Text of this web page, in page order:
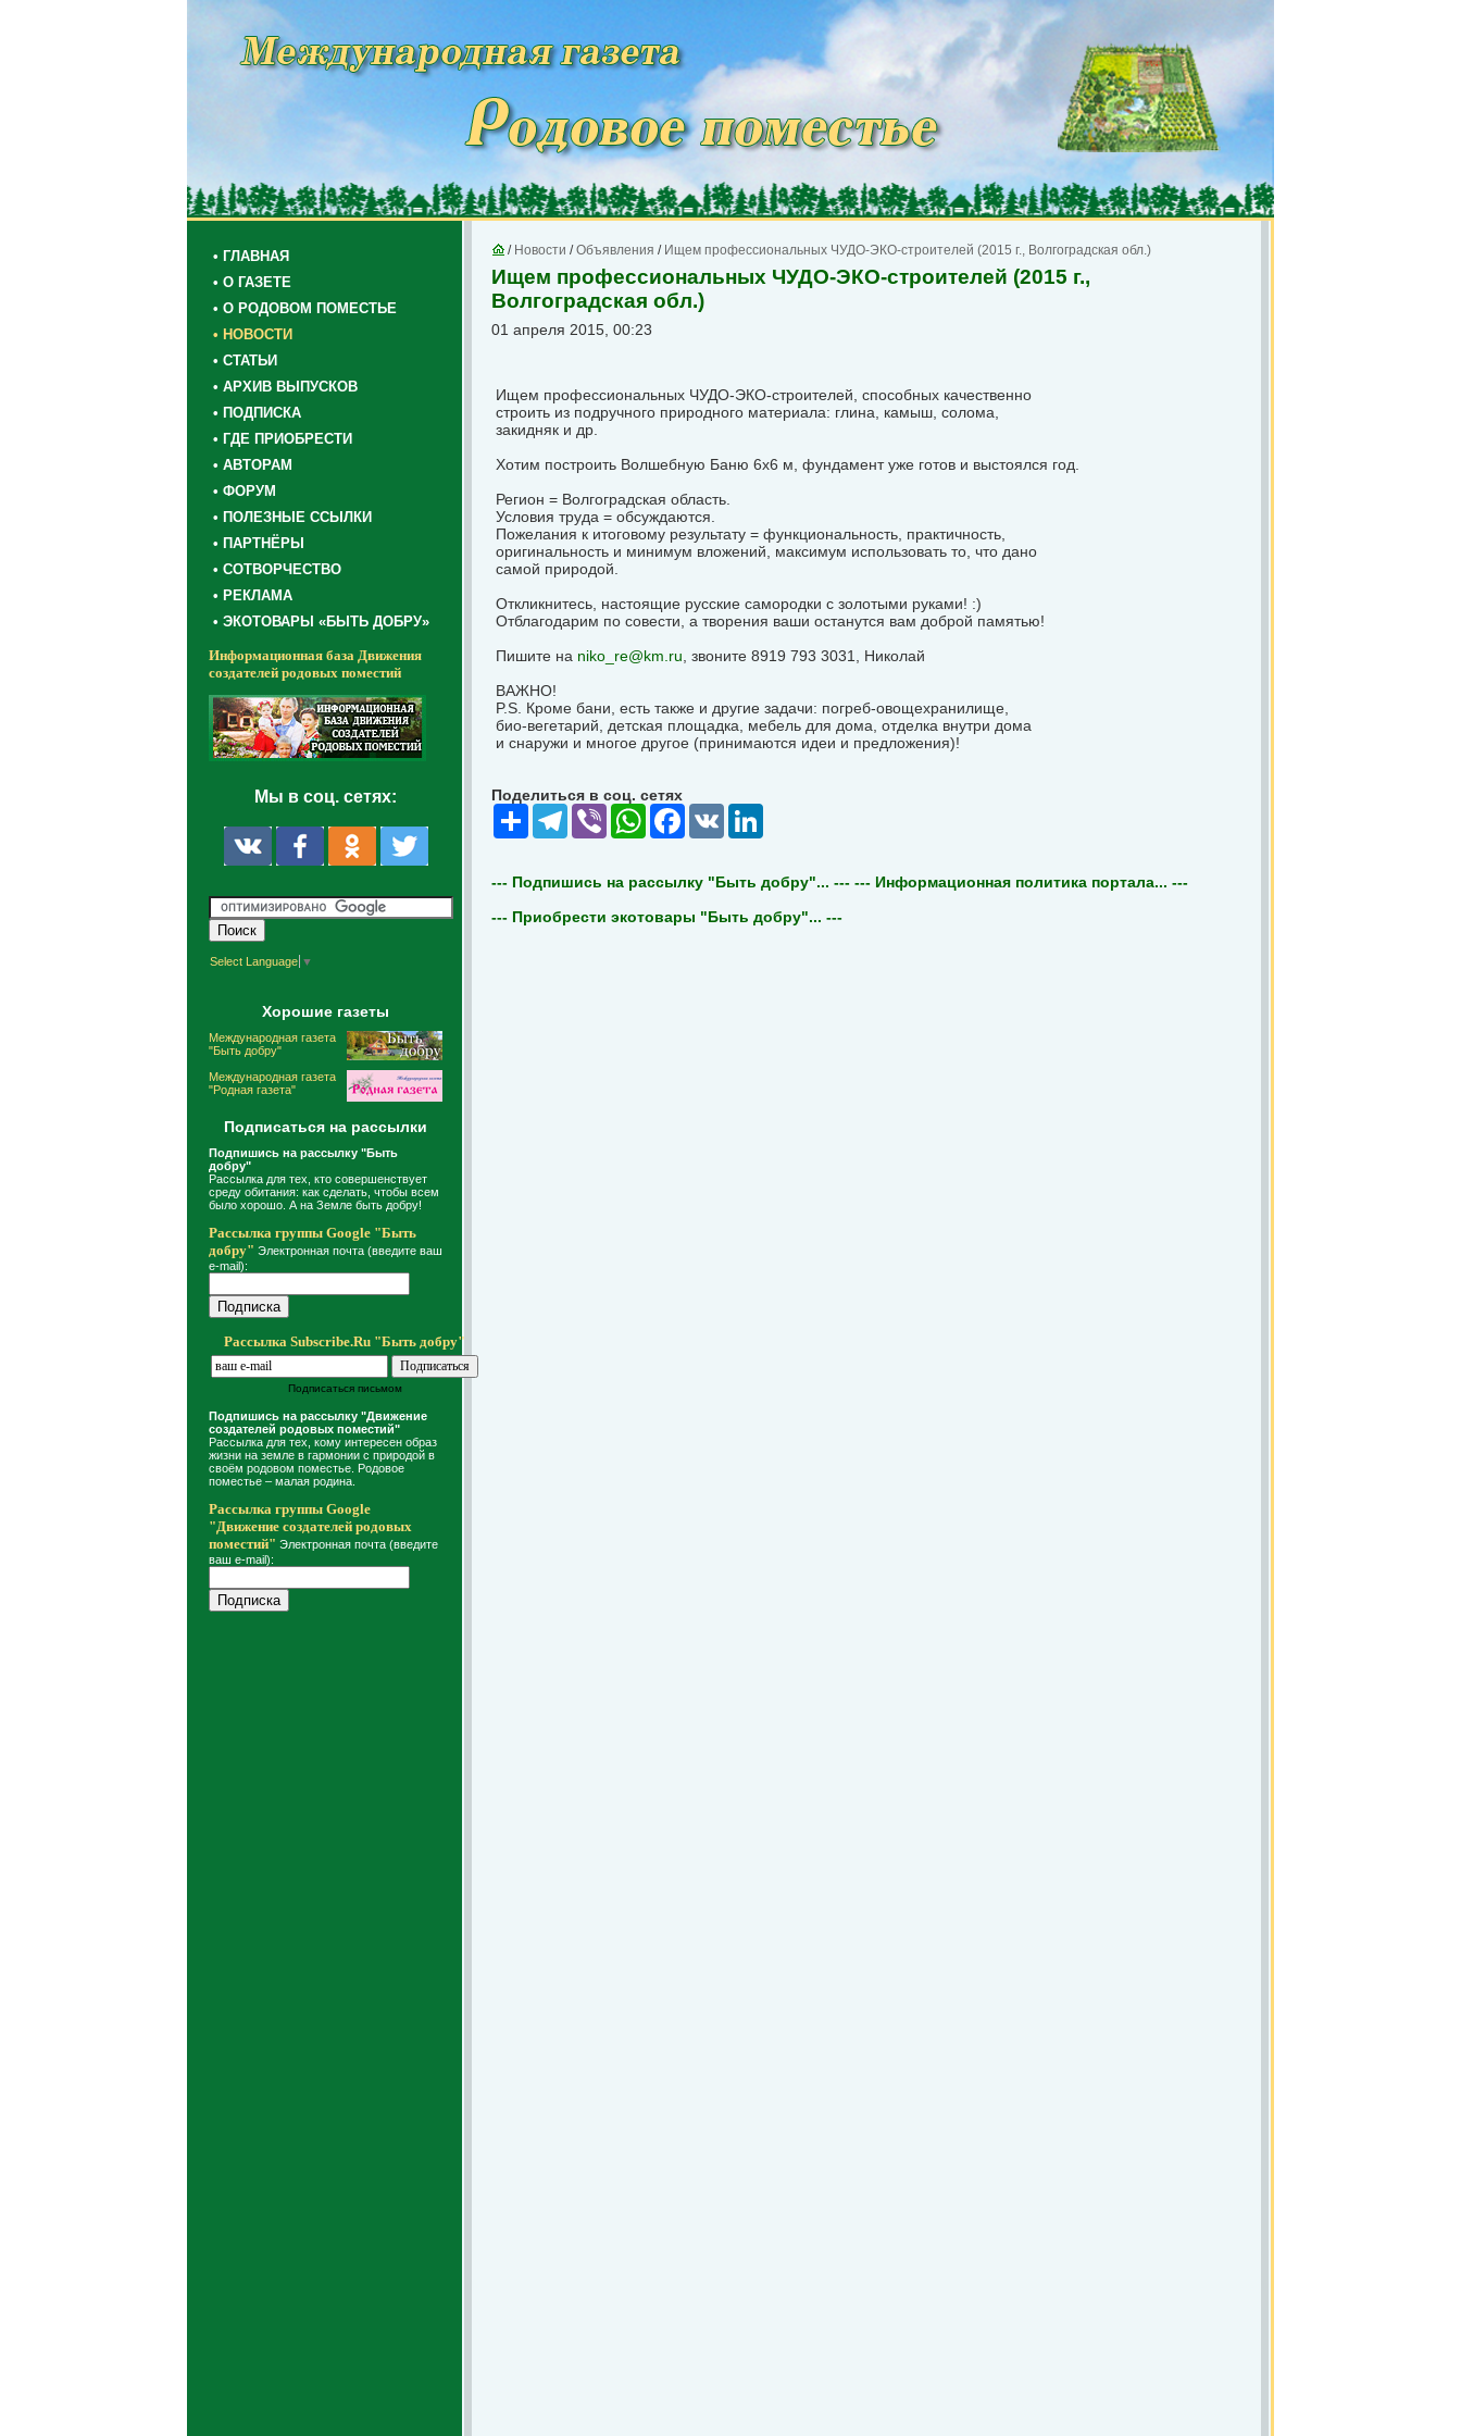
• ГЛАВНАЯ
• О ГАЗЕТЕ
• О РОДОВОМ ПОМЕСТЬЕ
• НОВОСТИ
• СТАТЬИ
• АРХИВ ВЫПУСКОВ
• ПОДПИСКА
• ГДЕ ПРИОБРЕСТИ
• АВТОРАМ
• ФОРУМ
• ПОЛЕЗНЫЕ ССЫЛКИ
• ПАРТНЁРЫ
• СОТВОРЧЕСТВО
• РЕКЛАМА
• ЭКОТОВАРЫ «БЫТЬ ДОБРУ»
Информационная база Движения
создателей родовых поместий
Мы в соц. сетях:
Select Language ▼
Хорошие газеты
Международная газета
"Быть добру"
Международная газета
"Родная газета"
Подписаться на рассылки
Подпишись на рассылку "Быть
добру"
Рассылка для тех, кто совершенствует
среду обитания: как сделать, чтобы всем
было хорошо. А на Земле быть добру!
Рассылка группы Google "Быть
добру" Электронная почта (введите ваш
e-mail):
Рассылка Subscribe.Ru "Быть добру"
Подписаться письмом
Подпишись на рассылку "Движение
создателей родовых поместий"
Рассылка для тех, кому интересен образ
жизни на земле в гармонии с природой в
своём родовом поместье. Родовое
поместье – малая родина.
Рассылка группы Google
"Движение создателей родовых
поместий" Электронная почта (введите
ваш e-mail):
/ Новости /Объявления / Ищем профессиональных ЧУДО-ЭКО-строителей (2015 г., Волгоградская обл.)
Ищем профессиональных ЧУДО-ЭКО-строителей (2015 г.,
Волгоградская обл.)
01 апреля 2015, 00:23
Ищем профессиональных ЧУДО-ЭКО-строителей, способных качественно
строить из подручного природного материала: глина, камыш, солома,
закидняк и др.
Хотим построить Волшебную Баню 6х6 м, фундамент уже готов и выстоялся год.
Регион = Волгоградская область.
Условия труда = обсуждаются.
Пожелания к итоговому результату = функциональность, практичность,
оригинальность и минимум вложений, максимум использовать то, что дано
самой природой.
Откликнитесь, настоящие русские самородки с золотыми руками! :)
Отблагодарим по совести, а творения ваши останутся вам доброй памятью!
Пишите на niko_re@km.ru , звоните 8919 793 3031, Николай
ВАЖНО!
P.S. Кроме бани, есть также и другие задачи: погреб-овощехранилище,
био-вегетарий, детская площадка, мебель для дома, отделка внутри дома
и снаружи и многое другое (принимаются идеи и предложения)!
Поделиться в соц. сетях
Share Telegram
Viber WhatsAppFacebook
VK
--- Подпишись на рассылку "Быть добру"... --- --- Информационная политика портала... ---
--- Приобрести экотовары "Быть добру"... ---